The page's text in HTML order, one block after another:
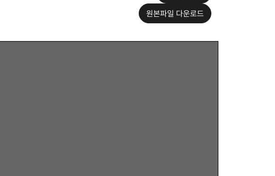
원본파일 다운로드